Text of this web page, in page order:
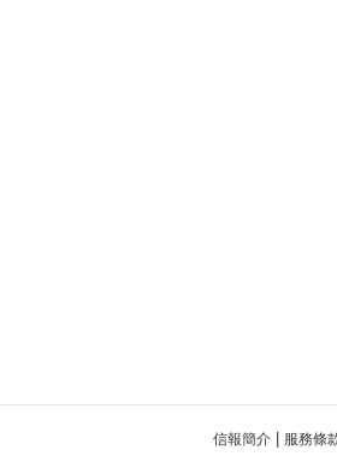
信報簡介 服務條